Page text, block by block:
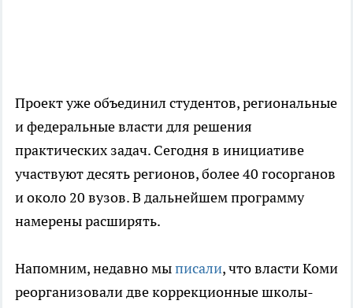
Проект уже объединил студентов, региональные
и федеральные власти для решения
практических задач. Сегодня в инициативе
участвуют десять регионов, более 40 госорганов
и около 20 вузов. В дальнейшем программу
намерены расширять.
Напомним, недавно мыписали, что власти Коми
реорганизовали две коррекционные школы-